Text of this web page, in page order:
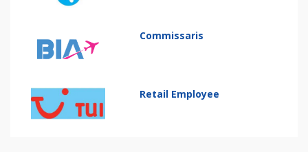
Commissaris
Retail Employee